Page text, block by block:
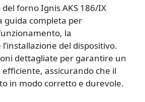
del forno Ignis AKS 186/IX
guida completa per
la
del dispositivo.
dettagliate per garantire un
efficiente, assicurando che il
in modo corretto e durevole.